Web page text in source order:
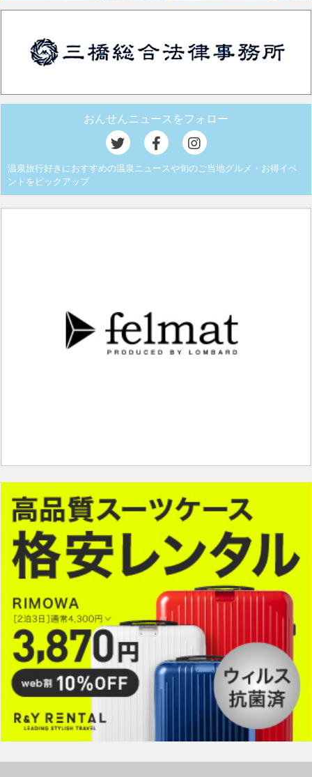
おんせんニュースをフォロー
温泉旅行好きにおすすめの温泉ニュースや旬のご当地グルメ・お得イベ
ントをピックアップ